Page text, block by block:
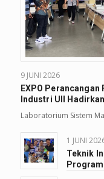
9 JUNI 2026
EXPO
Industri UII
Laboratorium Sistem
1 JUNI
Teknik